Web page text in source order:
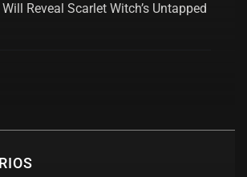
Reveal Scarlet Witch’s Untapped